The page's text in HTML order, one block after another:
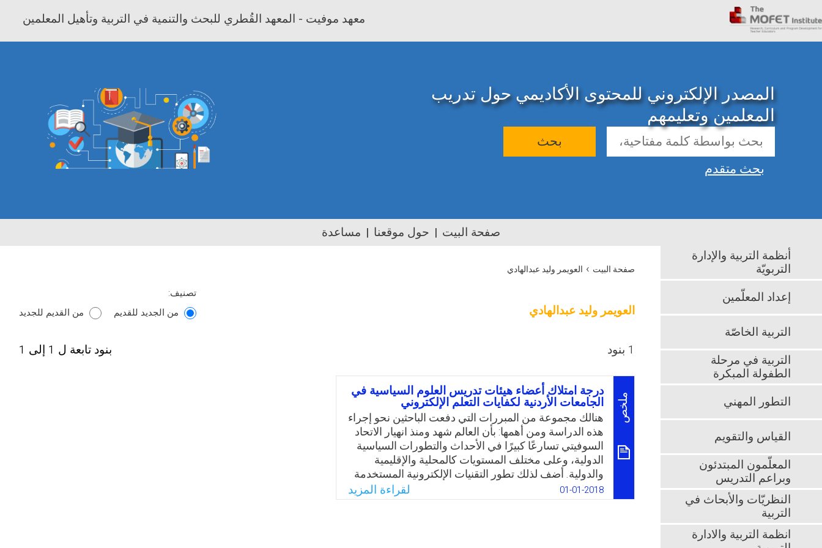
معهد موفيت - المعهد القُطري للبحث والتنمية في التربية وتأهيل المعلمين
المصدر الإلكتروني للمحتوى الأكاديمي حول تدريب
المعلمين وتعليمهم
بحث
بحث متقدم
صفحة البيت حول موقعنا مساعدة
صفحة البيت › العويمر وليد عبدالهادي
العويمر وليد عبدالهادي
تصنيف:
من الجديد للقديم
من القديم للجديد
1 بنود بنود تابعة ل 1 إلى 1
ملخص
درجة امتلاك أعضاء هيئات تدريس العلوم السياسية في
الجامعات الأردنية لكفايات التعلم الإلكتروني
هنالك مجموعة من المبررات التي دفعت الباحثين نحو إجراء
هذه الدراسة ومن أهمها: بأن العالم شهد ومنذ انهيار الاتحاد
السوفيتي تسارعًا كبيرًا في الأحداث والتطورات السياسية
الدولية، وعلى مختلف المستويات كالمحلية والإقليمية
والدولية. أضف لذلك تطور التقنيات الإلكترونية المستخدمة
في عمليات التعليم عمومًا، والتعليم العالي خصوصًا. وعليه،
ومن أجل مواكبة التطورات سواء في الأحداث السياسية
01-01-2018 لقراءة المزيد
أنظمة التربية والإدارة
التربويّة
إعداد المعلّمين
التربية الخاصّة
التربية في مرحلة
الطفولة المبكرة
التطور المهني
القياس والتقويم
المعلّمون المبتدئون
وبراعم التدريس
النظريّات والأبحاث في
التربية
انظمة التربية والادارة